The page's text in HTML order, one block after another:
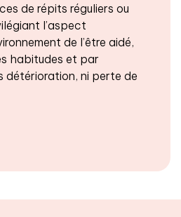
de répits réguliers ou
l’aspect
de l’être aidé,
habitudes et par
détérioration, ni perte de